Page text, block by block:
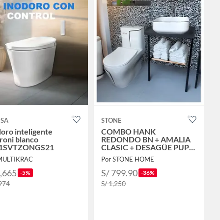
inteligente
blanco
-5%
STONE
COMBO HANK
REDONDO BN + AMALIA
CLASIC + DESAGÜE PUP
UP PBOWL BLACK
Por STONE HOME
S/ 799.90 -36%
S/ 1,250